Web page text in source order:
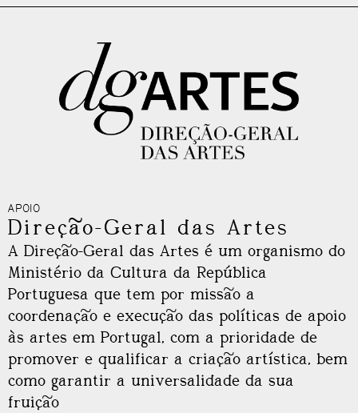
APOIO
Direção-Geral das Artes
A Direção-Geral das Artes é um organismo do
Ministério da Cultura da República
Portuguesa que tem por missão a
coordenação e execução das políticas de apoio
às artes em Portugal, com a prioridade de
promover e qualificar a criação artística, bem
como garantir a universalidade da sua
fruição